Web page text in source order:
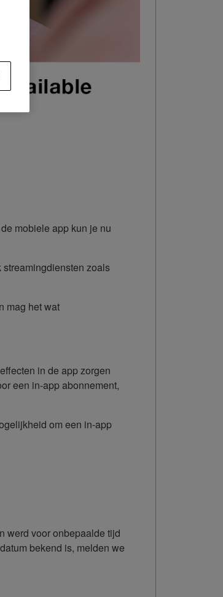
mobiele app kun je nu
zoals
mag het wat
in de app zorgen
een in-app abonnement,
om een in-app
werd voor onbepaalde tijd
bekend is, melden we